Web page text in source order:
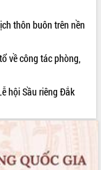
thôn buôn trên nền
về công tác phòng,
hội Sầu riêng Đắk